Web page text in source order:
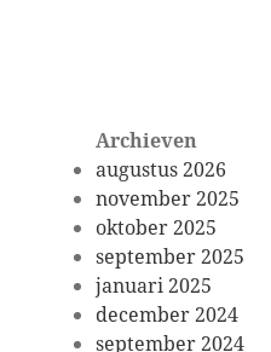
Archieven
augustus 2026
november 2025
oktober 2025
september 2025
januari 2025
december 2024
september 2024